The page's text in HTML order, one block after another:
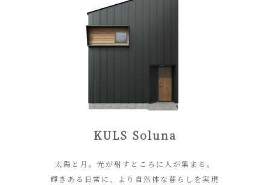
KULS Soluna
太陽と月。光が射すところに人が集まる。
輝きある日常に、
より自然体な暮らしを実現